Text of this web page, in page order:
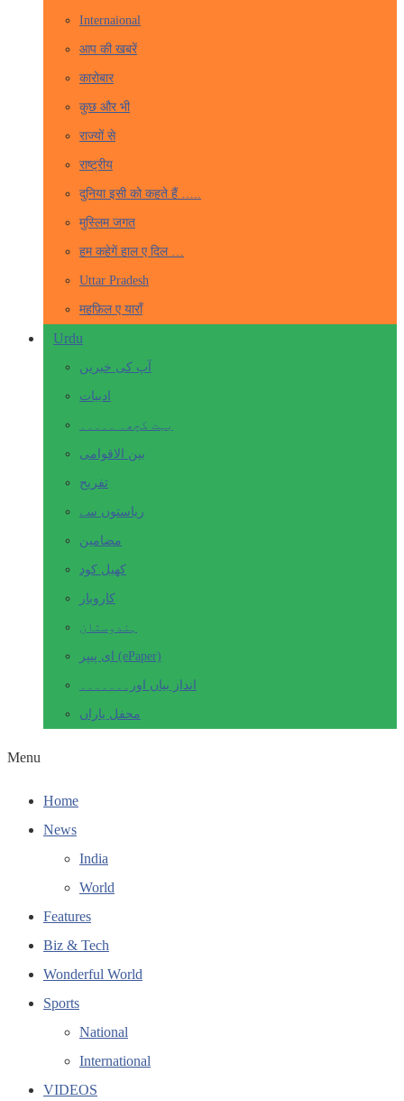
Internaional
आप की खबरें
कारोबार
कुछ और भी
राज्यों से
राष्ट्रीय
दुनिया इसी को कहते हैं …..
मुस्लिम जगत
हम कहेगें हाल ए दिल …
Uttar Pradesh
महफ़िल ए याराँ
Urdu
آپ کی خبریں
ادبیات
بہت کچھ۔ ۔۔۔۔۔
بین الاقوامی
تفریح
ریاستوں سے
مضامین
کھیل کود
کاروبار
ہندوستان
ای پیپر (ePaper)
انداز بیاں اور۔۔۔۔۔۔۔
محفل یاراں
Menu
Home
News
India
World
Features
Biz & Tech
Wonderful World
Sports
National
International
VIDEOS